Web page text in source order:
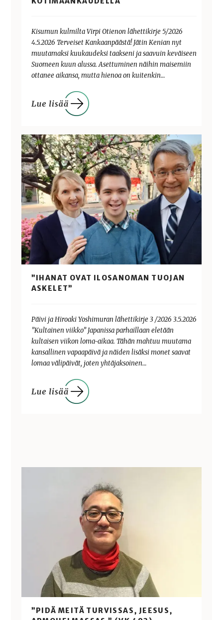
Kisumun kulmilta Virpi Otienon lähettikirje 5/2026
4.5.2026 Terveiset Kankaanpäästä! Jätin Kenian nyt
muutamaksi kuukaudeksi taakseni ja saavuin keväiseen
Suomeen kuun alussa. Asettuminen näihin maisemiin
ottanee aikansa, mutta hienoa on kuitenkin…
”IHANAT OVAT ILOSANOMAN TUOJAN
ASKELET”
Päivi ja Hiroaki Yoshimuran lähettikirje 3 /2026 3.5.2026
”Kultainen viikko” Japanissa parhaillaan eletään
kultaisen viikon loma-aikaa. Tähän mahtuu muutama
kansallinen vapaapäivä ja näiden lisäksi monet saavat
lomaa välipäivät, joten yhtäjaksoinen…
”PIDÄ MEITÄ TURVISSAS, JEESUS,